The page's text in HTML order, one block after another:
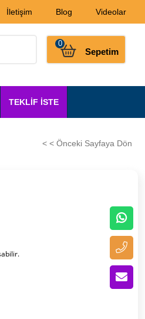
İletişim Blog Videolar
Sepetim
0
TEKLİF İSTE
< < Önceki Sayfaya Dön